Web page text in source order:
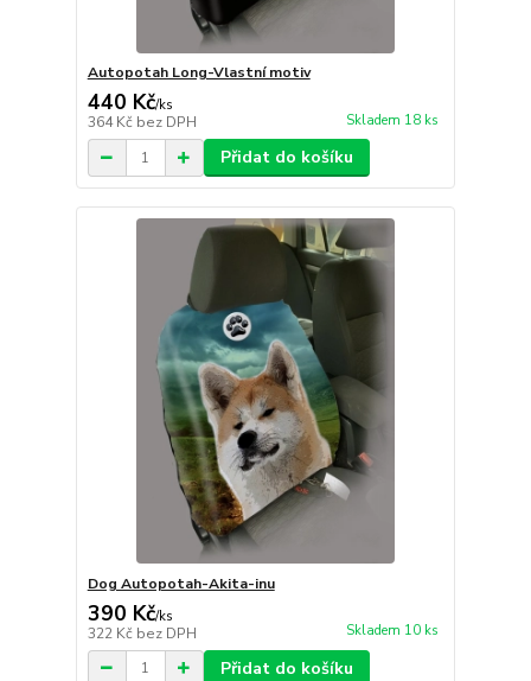
Autopotah Long-Vlastní motiv
440 Kč/ks
364 Kč bez DPH Skladem 18 ks
Přidat do košíku
Dog Autopotah-Akita-inu
390 Kč/ks
322 Kč bez DPH Skladem 10 ks
Přidat do košíku